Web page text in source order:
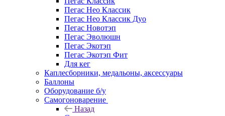
Пегас Нео Классик
Пегас Нео Классик Дуо
Пегас Новотэп
Пегас Эволюшн
Пегас Экотэп
Пегас Экотэп Фит
Для кег
Каплесборники, медальоны, аксессуары
Баллоны
Оборудование б/у
Самогоноварение
Назад